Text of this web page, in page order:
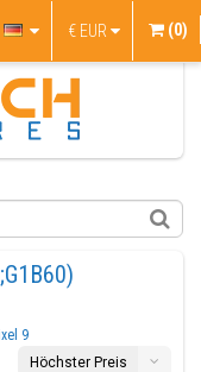
€ EUR (0)
9
Höchster Preis